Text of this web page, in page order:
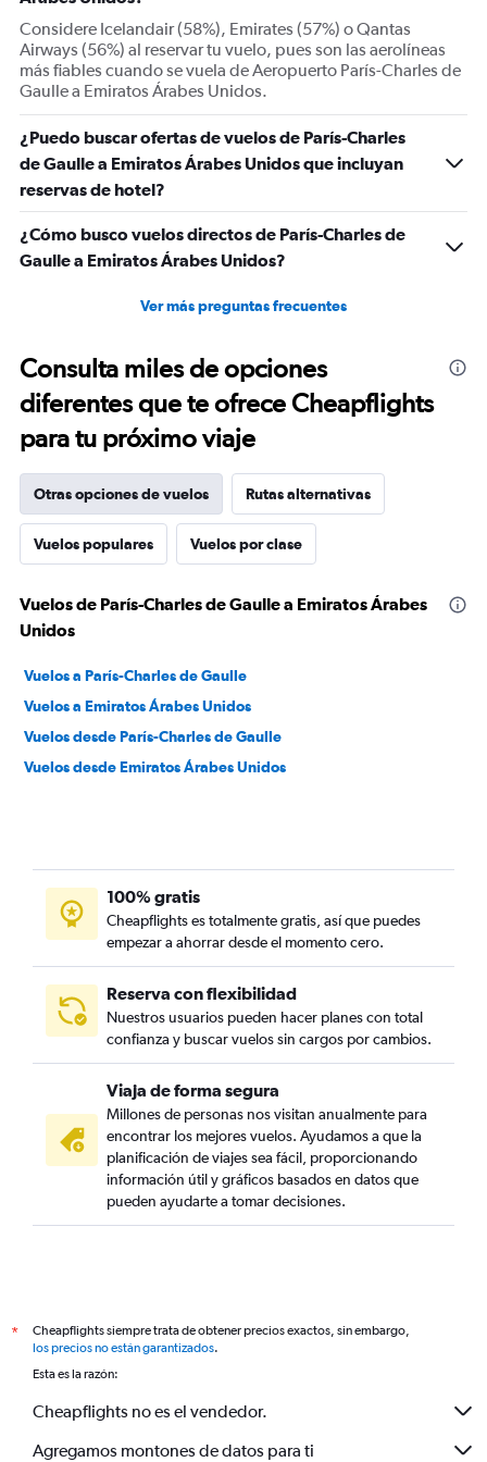
Avg.
Price
and
Number
of
flights.
Considere Icelandair (58%), Emirates (57%) o Qantas
Airways (56%) al reservar tu vuelo, pues son las aerolíneas
más fiables cuando se vuela de Aeropuerto París-Charles de
Gaulle a Emiratos Árabes Unidos.
¿Puedo buscar ofertas de vuelos de París-Charles
de Gaulle a Emiratos Árabes Unidos que incluyan
reservas de hotel?
¿Cómo busco vuelos directos de París-Charles de
Gaulle a Emiratos Árabes Unidos?
Ver más preguntas frecuentes
Consulta miles de opciones
diferentes que te ofrece Cheapflights
para tu próximo viaje
Otras opciones de vuelos Rutas alternativas
Vuelos populares Vuelos por clase
Vuelos de París-Charles de Gaulle a Emiratos Árabes
Unidos
Vuelos a París-Charles de Gaulle
Vuelos a Emiratos Árabes Unidos
Vuelos desde París-Charles de Gaulle
Vuelos desde Emiratos Árabes Unidos
100% gratis
Cheapflights es totalmente gratis, así que puedes
empezar a ahorrar desde el momento cero.
Reserva con flexibilidad
Nuestros usuarios pueden hacer planes con total
confianza y buscar vuelos sin cargos por cambios.
Viaja de forma segura
Millones de personas nos visitan anualmente para
encontrar los mejores vuelos. Ayudamos a que la
planificación de viajes sea fácil, proporcionando
información útil y gráficos basados en datos que
pueden ayudarte a tomar decisiones.
*
Cheapflights siempre trata de obtener precios exactos, sin embargo,
los precios no están garantizados.
Esta es la razón:
Cheapflights no es el vendedor.
Agregamos montones de datos para ti